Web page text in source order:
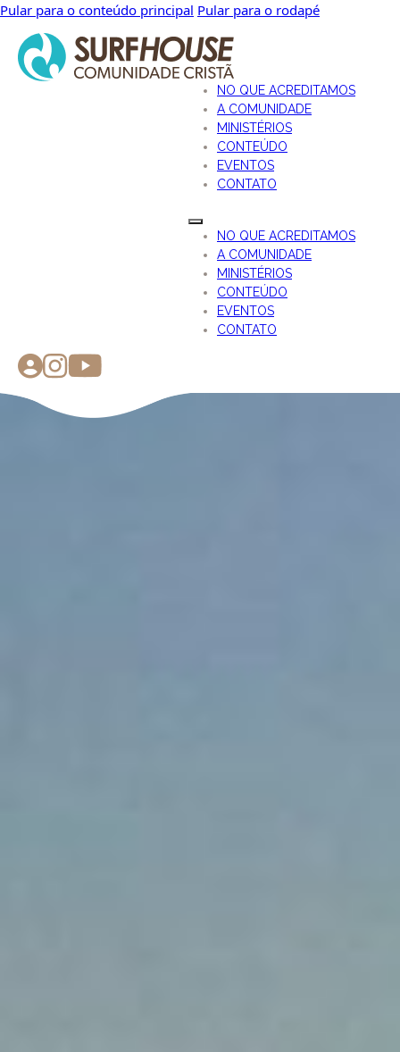
Pular para o conteúdo principal Pular para o rodapé
NO QUE ACREDITAMOS
A COMUNIDADE
MINISTÉRIOS
CONTEÚDO
EVENTOS
CONTATO
NO QUE ACREDITAMOS
A COMUNIDADE
MINISTÉRIOS
CONTEÚDO
EVENTOS
CONTATO